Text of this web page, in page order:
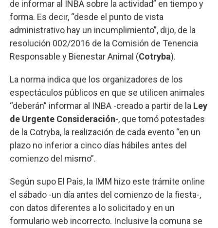
de informar al INBA sobre la actividad” en tiempo y
forma. Es decir, “desde el punto de vista
administrativo hay un incumplimiento”, dijo, de la
resolución 002/2016 de la Comisión de Tenencia
Responsable y Bienestar Animal (Cotryba).
La norma indica que los organizadores de los
espectáculos públicos en que se utilicen animales
“deberán” informar al INBA -creado a partir de la Ley
de Urgente Consideración-, que tomó potestades
de la Cotryba, la realización de cada evento “en un
plazo no inferior a cinco días hábiles antes del
comienzo del mismo”.
Según supo El País, la IMM hizo este trámite online
el sábado -un día antes del comienzo de la fiesta-,
con datos diferentes a lo solicitado y en un
formulario web incorrecto. Inclusive la comuna se